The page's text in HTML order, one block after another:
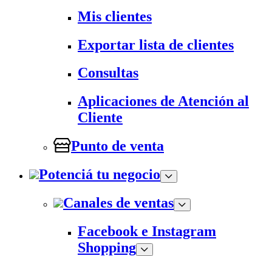
Mis clientes
Exportar lista de clientes
Consultas
Aplicaciones de Atención al
Cliente
Punto de venta
Potenciá tu negocio
Canales de ventas
Facebook e Instagram
Shopping